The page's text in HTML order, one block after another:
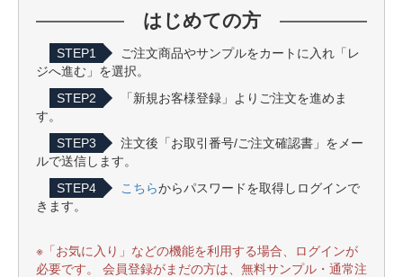
はじめての方
STEP1
ご注文商品やサンプルをカートに入れ「レ
ジへ進む」を選択。
STEP2
「新規お客様登録」よりご注文を進めま
す。
STEP3
注文後「お取引番号/ご注文確認書」をメー
ルで送信します。
STEP4
こちらからパスワードを取得しログインで
きます。
※「お気に入り」などの機能を利用する場合、ログインが
必要です。 会員登録がまだの方は、無料サンプル・通常注